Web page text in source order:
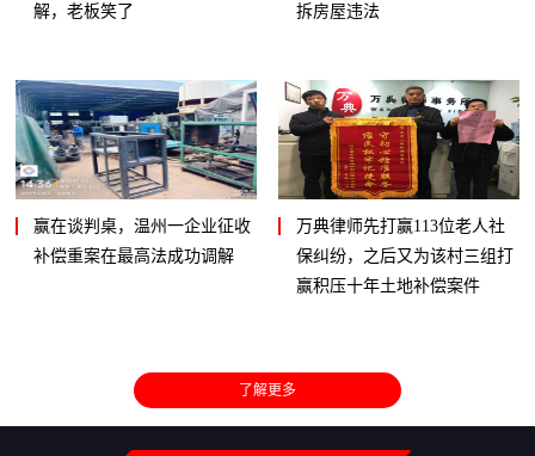
解，老板笑了
拆房屋违法
赢在谈判桌，温州一企业征收
补偿重案在最高法成功调解
万典律师先打赢113位老人社
保纠纷，之后又为该村三组打
赢积压十年土地补偿案件
了解更多